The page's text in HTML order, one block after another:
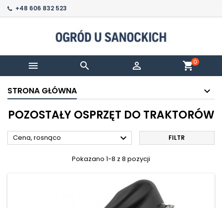
+48 606 832 523
   shopping_cart0
STRONA GŁÓWNA
POZOSTAŁY OSPRZĘT DO TRAKTORÓW
Cena, rosnąco  FILTR
Pokazano 1-8 z 8 pozycji